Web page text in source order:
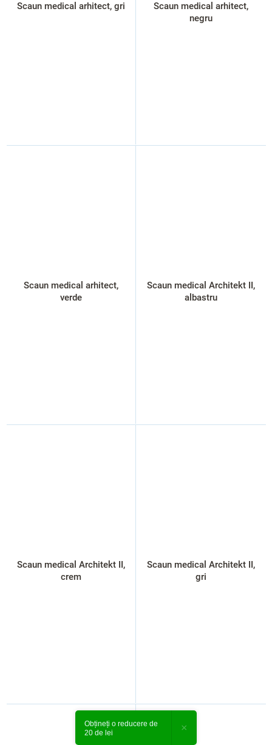
Scaun medical arhitect, gri
Scaun medical arhitect,
negru
Scaun medical arhitect,
verde
Scaun medical Architekt II,
albastru
Scaun medical Architekt II,
crem
Scaun medical Architekt II,
gri
Obțineți o reducere de
20 de lei
×